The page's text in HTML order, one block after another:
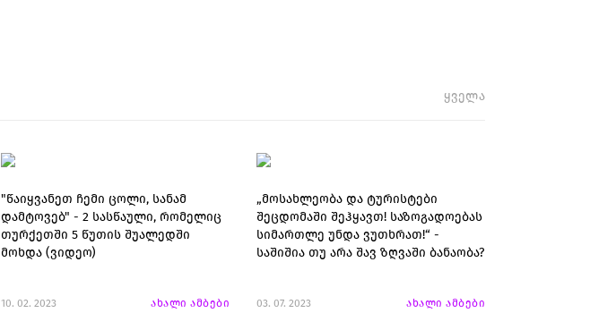
ყველა
"წაიყვანეთ ჩემი ცოლი, სანამ
დამტოვებ" - 2 სასწაული, რომელიც
თურქეთში 5 წუთის შუალედში
მოხდა (ვიდეო)
10. 02. 2023 ახალი ამბები
„მოსახლეობა და ტურისტები
შეცდომაში შეჰყავთ! საზოგადოებას
სიმართლე უნდა ვუთხრათ!“ -
საშიშია თუ არა შავ ზღვაში ბანაობა?
03. 07. 2023 ახალი ამბები